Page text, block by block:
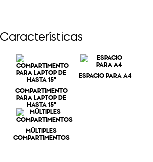
Características
COMPARTIMENTO
PARA LAPTOP DE
HASTA 15"
ESPACIO PARA A4
MÚLTIPLES
COMPARTIMENTOS